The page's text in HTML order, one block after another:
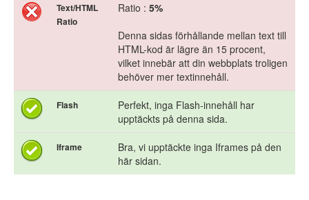
Text/HTML
Ratio
Ratio : 5%
Denna sidas förhållande mellan text till
HTML-kod är lägre än 15 procent,
vilket innebär att din webbplats troligen
behöver mer textinnehåll.
Flash
Perfekt, inga Flash-innehåll har
upptäckts på denna sida.
Iframe
Bra, vi upptäckte inga Iframes på den
här sidan.